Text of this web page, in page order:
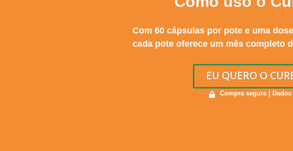
Com 60 cápsulas por pote e uma
cada pote oferece um mês completo
EU QUERO O
Compra segura |